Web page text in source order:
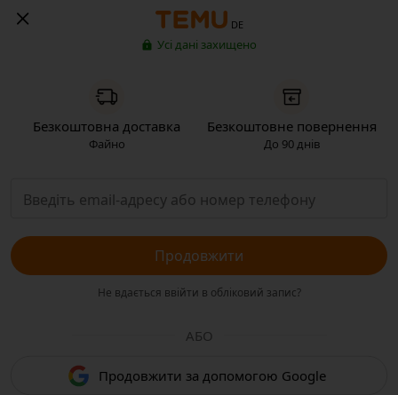
DE
Усі дані захищено
Безкоштовна доставка
Файно
Безкоштовне повернення
До 90 днів
Продовжити
Не вдається ввійти в обліковий запис?
АБО
Продовжити за допомогою Google